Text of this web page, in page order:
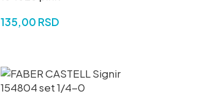
135,00 RSD